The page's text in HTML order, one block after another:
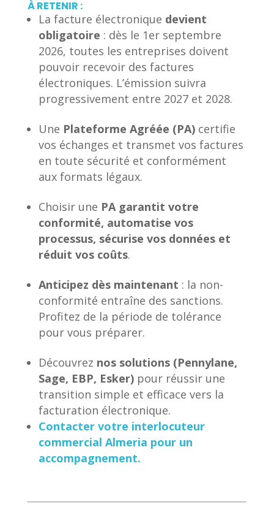
À RETENIR :
La facture électronique devient
obligatoire : dès le 1er septembre
2026, toutes les entreprises doivent
pouvoir recevoir des factures
électroniques. L’émission suivra
progressivement entre 2027 et 2028.
Une Plateforme Agréée (PA)certifie
vos échanges et transmet vos factures
en toute sécurité et conformément
aux formats légaux.
Choisir une PA garantit votre
conformité, automatise vos
processus, sécurise vos données et
réduit vos coûts.
Anticipez dès maintenant : la non-
conformité entraîne des sanctions.
Profitez de la période de tolérance
pour vous préparer.
Découvrez nos solutions (Pennylane,
Sage, EBP, Esker)pour réussir une
transition simple et efficace vers la
facturation électronique.
Contacter votre interlocuteur
commercial Almeria pour un
accompagnement.